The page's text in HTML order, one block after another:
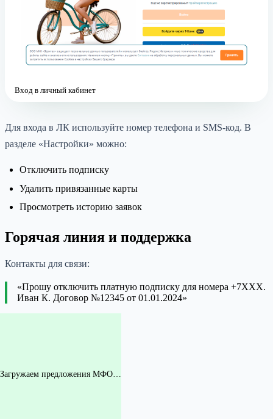
Вход в личный кабинет
Для входа в ЛК используйте номер телефона и SMS-код. В
разделе «Настройки» можно:
Отключить подписку
Удалить привязанные карты
Просмотреть историю заявок
Горячая линия и поддержка
Контакты для связи:
«Прошу отключить платную подписку для номера +7XXX.
Иван К. Договор №12345 от 01.01.2024»
Загружаем предложения МФО…